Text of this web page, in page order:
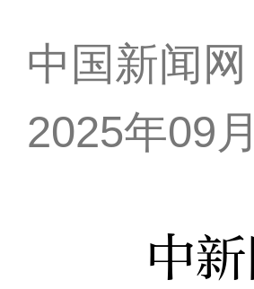
中国新闻网
2025年09
中新